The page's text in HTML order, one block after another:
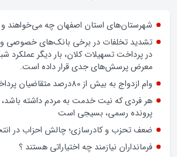
شهرستان‌های استان اصفهان چه می‌خواهند و
تشدید تخلفات در برخی بانک‌های خصوصی
در پرداخت تسهیلات کلان، بار دیگر عملکرد
معرض پرسش‌های جدی قرار داده است.
وام ازدواج به بیش از 80درصد متقاضیان پرداخت شده است
هر فردی که نیت خدمت به مردم داشته
پرونده رسمی، بسیجی است
ضعف تحزب و کادرسازی؛ چالش احزاب در
فرمانداران نیازمند چه اختیاراتی هستند ؟